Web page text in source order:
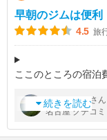
早朝のジムは便利
4.5 旅
ここのところの宿泊
くらいで予約が取
そ10年ぶりの利用で
続きを読む
byfar_long さん
名古屋 クチコ